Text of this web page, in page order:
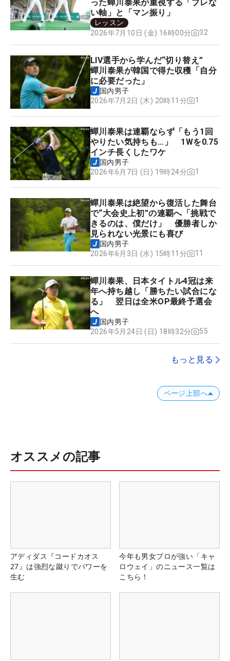
った蟬川泰果が重視する「ブレな
い軸」と「マン振り」
レッスン
2026年7月10日 (金) 16時00分
32
LIV選手から学んだ“切り替え”
蟬川泰果が韓国で得た収穫「自分
に必要だった」
国内男子
2026年7月2日 (木) 20時11分
1
蟬川泰果は連覇ならず「もう1回
やりたい気持ちも…」 1Wを0.75
インチ長くしたワケ
国内男子
2026年6月7日 (日) 19時24分
1
蟬川泰果は絶望から復活した舞台
で“大会史上初”の連覇へ「挑戦で
きるのは、僕だけ」 優勝者しか
見られない光景にも喜び
国内男子
2026年6月3日 (水) 15時11分
11
蟬川泰果、日本タイトル4冠は来
年へ持ち越し「勝ちたい試合にな
る」 翌日は全米OP最終予選会
へ
国内男子
2026年5月24日 (日) 18時32分
55
もっと見る
ページ上部へ
オススメの記事
アディダス『コードカオス
27』は強烈な蹴りでパワーを
生む
今年も男女プロが強い「キャ
ロウェイ」のニュース一覧は
こちら！